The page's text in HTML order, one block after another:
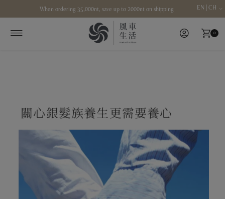
Skip to contentWhen ordering 35,000nt, save up to 2000nt on shipping EN | CH
0
關心銀髮族養生更需要養心